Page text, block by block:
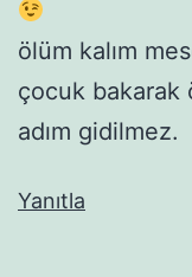
ölüm kalım
çocuk bakarak
adım gidilmez.
Yanıtla